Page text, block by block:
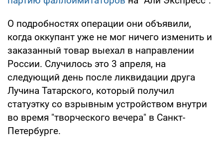
О подробностях операции они объявили,
когда оккупант уже не мог ничего изменить и
заказанный товар выехал в направлении
России. Случилось это 3 апреля, на
следующий день после ликвидации друга
Лучина Татарского, который получил
статуэтку со взрывным устройством внутри
во время "творческого вечера" в Санкт-
Петербурге.